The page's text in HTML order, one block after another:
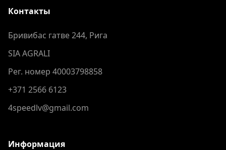
Контакты
Бривибас гатве 244, Рига
SIA AGRALI
Рег. номер 40003798858
+371 2566 6123
4speedlv@gmail.com
Информация